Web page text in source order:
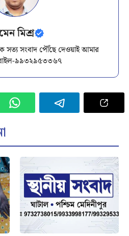
মিশ্র
সত্য সংবাদ পৌঁছে দেওয়াই আমার
৯৯৩২৯৫৩৩৬৭